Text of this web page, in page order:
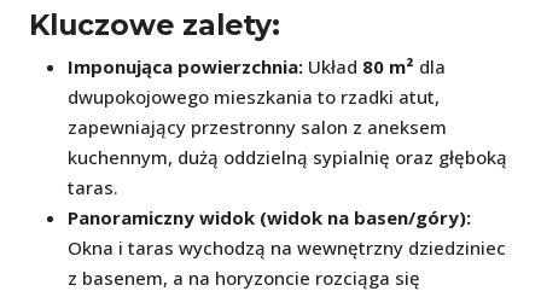
Kluczowe zalety:
Imponująca powierzchnia: Układ 80 m² dla
dwupokojowego mieszkania to rzadki atut,
zapewniający przestronny salon z aneksem
kuchennym, dużą oddzielną sypialnię oraz głęboką
taras.
Panoramiczny widok (widok na basen/góry):
Okna i taras wychodzą na wewnętrzny dziedziniec
z basenem, a na horyzoncie rozciąga się